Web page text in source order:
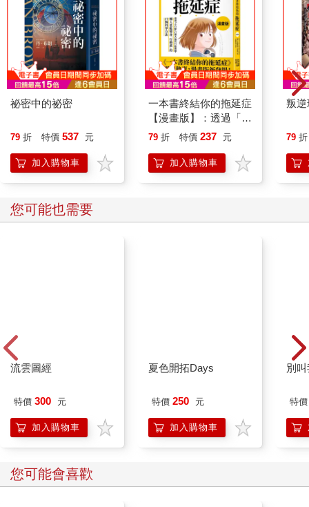
界的空虛，又有什麼關係呢。
十三歲的登確信，自己是天才（這是他的夥伴們一致確信的）；
世界是某些單純的符號和決定構成的；人類從出生起，死亡便已
牢牢扎根，我們除了灌溉它培育它之外別無辦法；生殖是虛構，
因此社會也是虛構；父親和教師，只因身為父親和教師就犯了大
罪。所以他在八歲時死了父親，毋寧可喜可賀，是值得誇耀的事
件。
月夜時裸體的母親熄了燈佇立鏡前！這虛無的印象，在那晚，奪
若我是阿米巴原蟲——他想。是否就能用極小的肉體，克服這種
淫鄙。人類不上不下的肉體，什麼都無法克服。
夜裡，一再有汽笛聲如夢魘從敞開的窗子傳入。母親態度和藹的
登素來自豪有著冷硬的心，即便在夢中也沒哭過。冷硬的心彷彿
巨大的鐵錨，抵抗海水的腐蝕，和苦苦糾纏船底的藤壺及牡蠣也
祕密中的祕密
79 折 特價 537 元
加入購物車
一本書終結你的拖延症
【漫畫版】：透過「小
行動」打開大腦的行動
「行動派」的37個科
學方法
79 折 特價 237 元
加入購物車
叛逆
79 折
您可能也需要
流雲圖經
特價 300 元
加入購物車
夏色開拓Days
特價 250 元
加入購物車
別
特價
您可能會喜歡